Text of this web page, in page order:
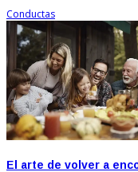
Conductas
El arte de volver a